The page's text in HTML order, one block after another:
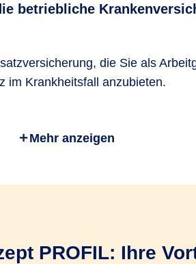
betriebliche
die Sie als
im Krankheitsfall anzubieten.
über die betriebliche
und zahlen die Beiträge.
Mehr anzeigen
PROFIL: Ihre